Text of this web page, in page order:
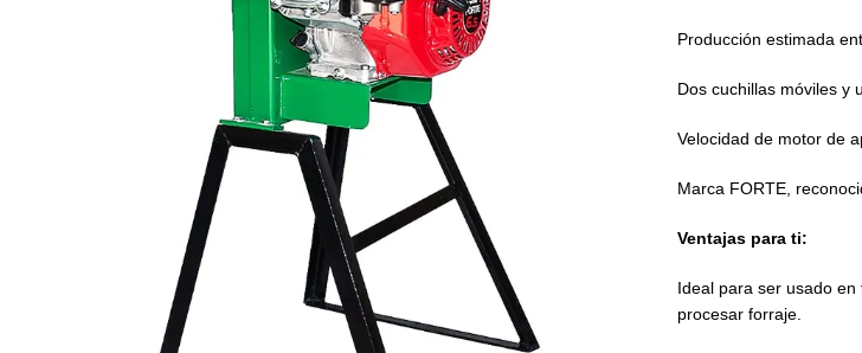
Producción estimada
Dos cuchillas móviles y
Velocidad de motor de
Marca FORTE,
Ventajas para ti:
Ideal para ser usado
procesar forraje.